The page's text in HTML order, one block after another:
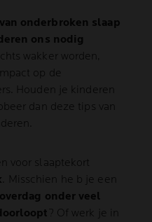
onderbroken slaap
ons nodig
wakker worden,
op de
Houden je kinderen
dan deze tips van
voor slaaptekort
. Misschien he b je een
overdag onder veel
? Of werk je in